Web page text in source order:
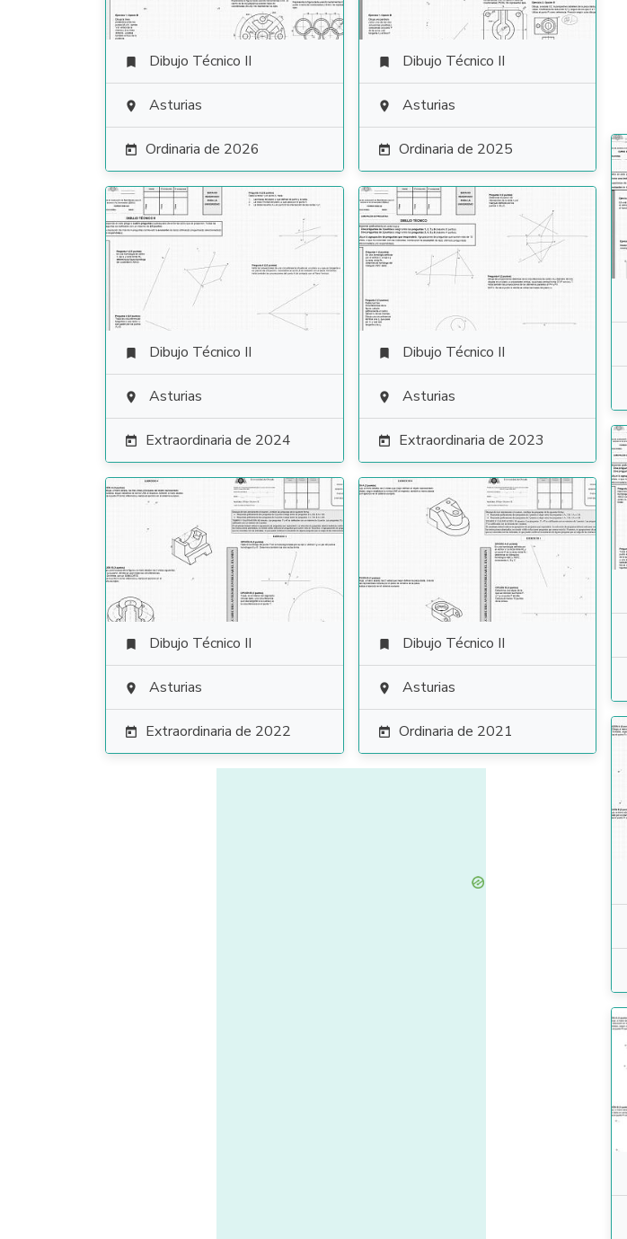
 Dibujo Técnico II
 Asturias
 Ordinaria de 2026
 Dibujo Técnico II
 Asturias
 Ordinaria de 2025
 Dibujo Técnico II
 Asturias
 Extraordinaria de 2024
 Dibujo Técnico II
 Asturias
 Extraordinaria de 2023
 Dibujo Técnico II
 Asturias
 Extraordinaria de 2022
 Dibujo Técnico II
 Asturias
 Ordinaria de 2021